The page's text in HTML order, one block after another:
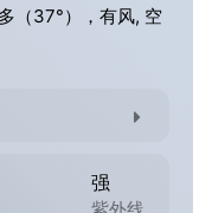
（37°），有风, 空
强
紫外线